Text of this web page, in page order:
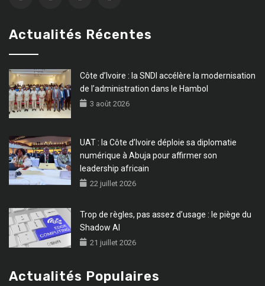
Actualités Récentes
Côte d’Ivoire : la SNDI accélère la modernisation
de l’administration dans le Hambol
3 août 2026
UAT : la Côte d’Ivoire déploie sa diplomatie
numérique à Abuja pour affirmer son
leadership africain
22 juillet 2026
Trop de règles, pas assez d’usage : le piège du
Shadow AI
21 juillet 2026
Actualités Populaires